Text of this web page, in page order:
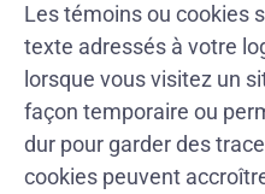
Les témoins ou cookies
texte adressés à votre
lorsque vous visitez un
façon temporaire ou
dur pour garder des
cookies peuvent